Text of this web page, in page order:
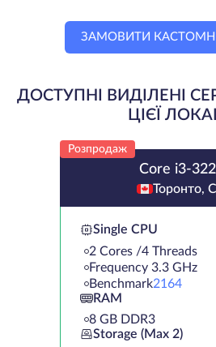
ЗАМОВИТИ
ДОСТУПНІ ВИДІЛЕНІ
ЦІЄЇ
Розпродаж
Core i3-
Торонто,
Single CPU
2 Cores /4 Threads
Frequency 3.3 GHz
Benchmark2164
RAM
8 GB DDR3
Storage (Max 2)